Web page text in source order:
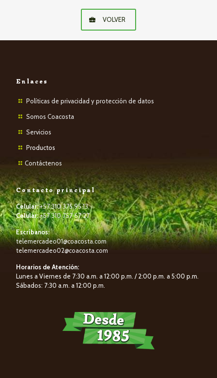
VOLVER
Enlaces
Políticas de privacidad y protección de datos
Somos Coacosta
Servicios
Productos
Contáctenos
Contacto principal
Celular:+57 310 375 95 13
Celular:+57 310 757 67 27
Escríbanos:
telemercadeo01@coacosta.com
telemercadeo02@coacosta.com
Horarios de Atención:
Lunes a Viernes de 7:30 a.m. a 12:00 p.m. / 2:00 p.m. a 5:00 p.m.
Sábados: 7:30 a.m. a 12:00 p.m.